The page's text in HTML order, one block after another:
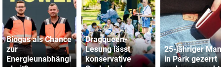
Biogas als Chance
zur
Energieunabhängi
Dragqueen-
Lesung lässt
konservative
25-jähriger
in Park gezerrt